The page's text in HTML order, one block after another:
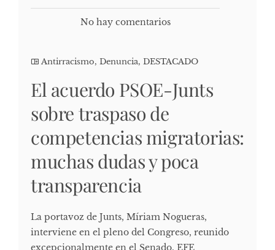
No hay comentarios
Antirracismo, Denuncia, DESTACADO
El acuerdo PSOE-Junts
sobre traspaso de
competencias migratorias:
muchas dudas y poca
transparencia
La portavoz de Junts, Míriam Nogueras,
interviene en el pleno del Congreso, reunido
excepcionalmente en el Senado. EFE